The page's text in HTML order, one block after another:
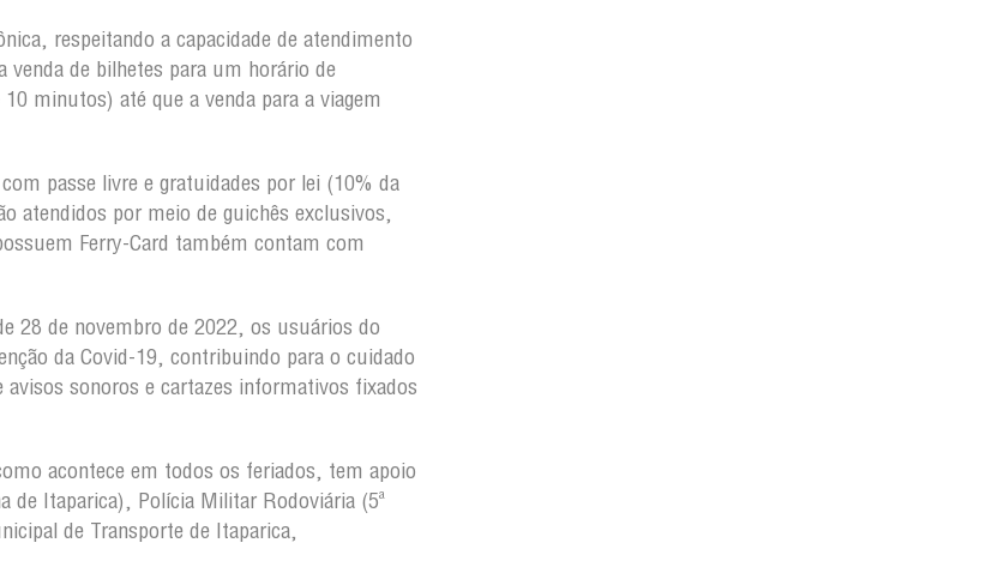
respeitando a capacidade de atendimento
venda de bilhetes para um horário de
minutos) até que a venda para a viagem
com passe livre e gratuidades por lei (10% da
atendidos por meio de guichês exclusivos,
Ferry-Card também contam com
28 de novembro de 2022, os usuários do
da Covid-19, contribuindo para o cuidado
sonoros e cartazes informativos fixados
acontece em todos os feriados, tem apoio
de Itaparica), Polícia Militar Rodoviária (5ª
de Transporte de Itaparica,